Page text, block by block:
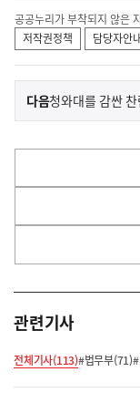
공공누리가 부착되지 않은
저작권정책
담당자안
이
전
다
음
다음기
사
청와대를 감싼
관련기사
전체기사(113)#법무부(71)